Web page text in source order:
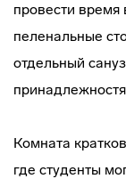
провести время
пеленальные
отдельный
Комната
где студенты